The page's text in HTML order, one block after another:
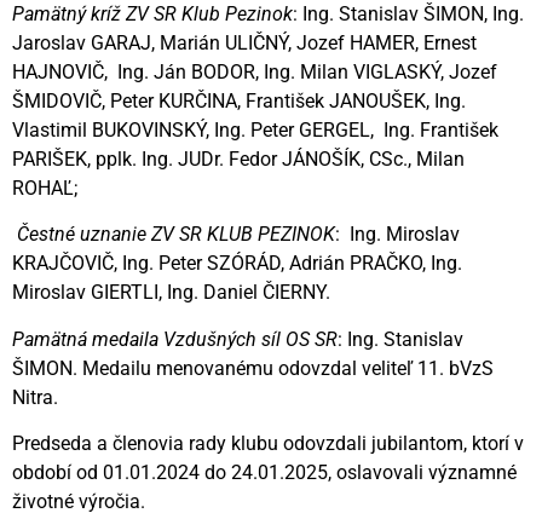
Pamätný kríž ZV SR Klub Pezinok: Ing. Stanislav ŠIMON, Ing.
Jaroslav GARAJ, Marián ULIČNÝ, Jozef HAMER, Ernest
HAJNOVIČ, Ing. Ján BODOR, Ing. Milan VIGLASKÝ, Jozef
ŠMIDOVIČ, Peter KURČINA, František JANOUŠEK, Ing.
Vlastimil BUKOVINSKÝ, Ing. Peter GERGEL, Ing. František
PARIŠEK, pplk. Ing. JUDr. Fedor JÁNOŠÍK, CSc., Milan
ROHAĽ;
Čestné uznanie ZV SR KLUB PEZINOK: Ing. Miroslav
KRAJČOVIČ, Ing. Peter SZÓRÁD, Adrián PRAČKO, Ing.
Miroslav GIERTLI, Ing. Daniel ČIERNY.
Pamätná medaila Vzdušných síl OS SR: Ing. Stanislav
ŠIMON. Medailu menovanému odovzdal veliteľ 11. bVzS
Nitra.
Predseda a členovia rady klubu odovzdali jubilantom, ktorí v
období od 01.01.2024 do 24.01.2025, oslavovali významné
životné výročia.